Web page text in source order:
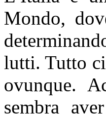
Mondo,
lutti. Tutto
ovunque.
sembra